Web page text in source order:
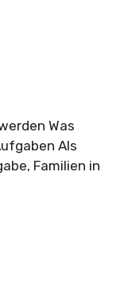
Was
Als
Familien in